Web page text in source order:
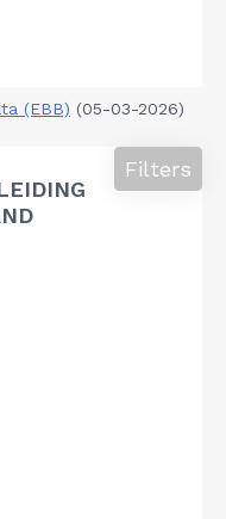
(EBB) (05-03-2026)
Filters